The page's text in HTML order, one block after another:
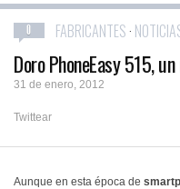
0 FABRICANTES·
Doro PhoneEasy 515,
31 de enero, 2012
Twittear
Aunque en esta época de